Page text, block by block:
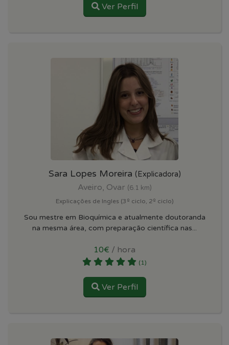
Ver Perfil
Sara Lopes Moreira (Explicadora)
Aveiro, Ovar (6.1 km)
Explicações de Ingles (3º ciclo, 2º ciclo)
Sou mestre em Bioquímica e atualmente doutoranda
na mesma área, com preparação científica nas...
10€ / hora
(1)
Ver Perfil